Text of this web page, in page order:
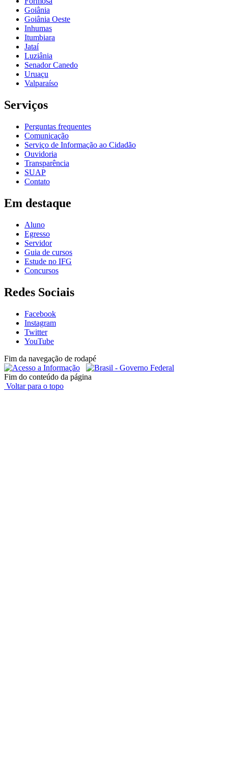
Goiânia
Goiânia Oeste
Inhumas
Itumbiara
Jataí
Luziânia
Senador Canedo
Uruaçu
Valparaíso
Serviços
Perguntas frequentes
Comunicação
Serviço de Informação ao Cidadão
Ouvidoria
Transparência
SUAP
Contato
Em destaque
Aluno
Egresso
Servidor
Guia de cursos
Estude no IFG
Concursos
Redes Sociais
Facebook
Instagram
Twitter
YouTube
Fim da navegação de rodapé
Fim do conteúdo da página
Voltar para o topo